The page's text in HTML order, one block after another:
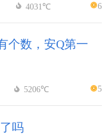
4031℃ 6
个数，安Q第一
5206℃ 5
吗